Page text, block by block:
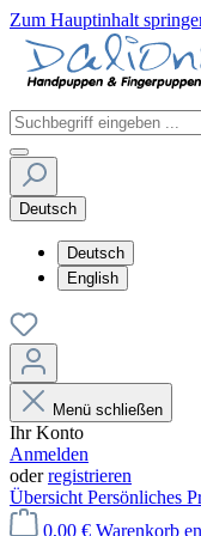
Zum Hauptinhalt
Deutsch
Deutsch
English
Menü schließen
Ihr Konto
Anmelden
oderregistrieren
Übersicht Persönliches
0,00 € Warenkorb